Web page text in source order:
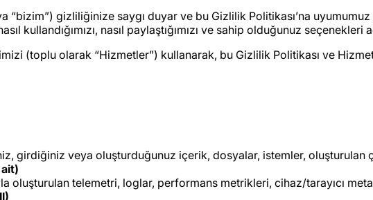
“bizim”) gizliliğinize saygı duyar ve bu Gizlilik Politikası’na
kullandığımızı, nasıl paylaştığımızı ve sahip olduğunuz seçenekleri
(toplu olarak “Hizmetler”) kullanarak, bu Gizlilik Politikası ve Hizmet
girdiğiniz veya oluşturduğunuz içerik, dosyalar, istemler, oluşturulan
oluşturulan telemetri, loglar, performans metrikleri, cihaz/tarayıcı